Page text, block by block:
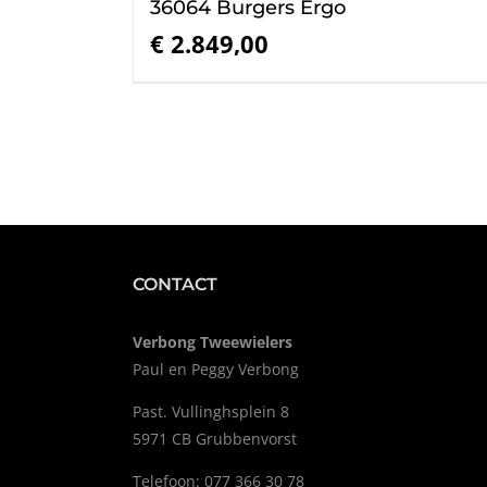
36064 Burgers Ergo
€ 2.849,00
CONTACT
Verbong Tweewielers
Paul en Peggy Verbong
Past. Vullinghsplein 8
5971 CB Grubbenvorst
Telefoon: 077 366 30 78